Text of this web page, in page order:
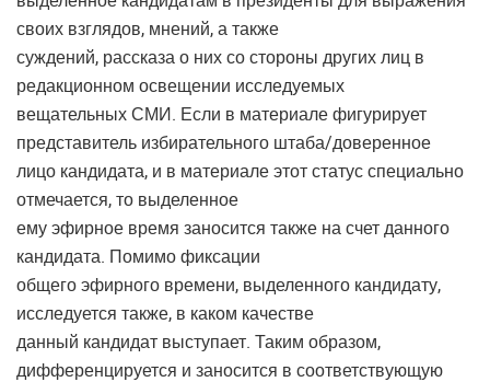
своих взглядов, мнений, а также
суждений, рассказа о них со стороны других лиц в
редакционном освещении исследуемых
вещательных СМИ. Если в материале фигурирует
представитель избирательного штаба/доверенное
лицо кандидата, и в материале этот статус специально
отмечается, то выделенное
ему эфирное время заносится также на счет данного
кандидата. Помимо фиксации
общего эфирного времени, выделенного кандидату,
исследуется также, в каком качестве
данный кандидат выступает. Таким образом,
дифференцируется и заносится в соответствующую